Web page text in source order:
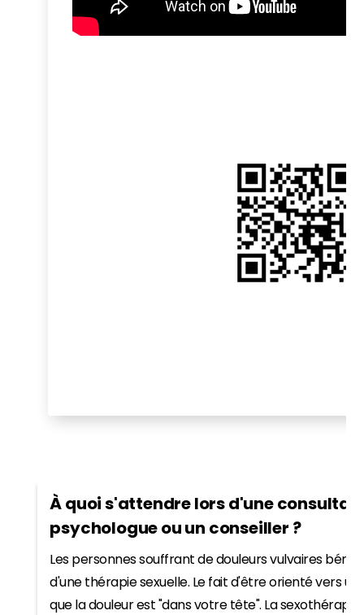
À quoi s'attendre lors d'une
psychologue ou un conseiller ?
Les personnes souffrant de douleurs vulvaires
d'une thérapie sexuelle. Le fait d'être orienté vers un
que la douleur est "dans votre tête". La